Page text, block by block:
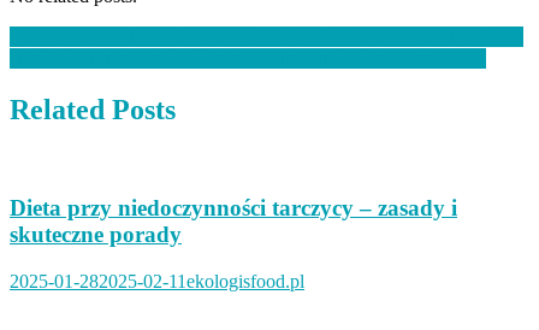
Nawigacja
wpisu
Related Posts
Dieta przy niedoczynności tarczycy – zasady i
skuteczne porady
2025-01-282025-02-11ekologisfood.pl